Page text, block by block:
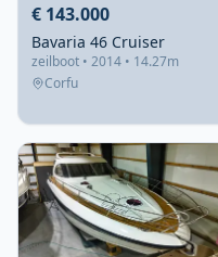
€ 143.000
Bavaria 46 Cruiser
zeilboot • 2014 • 14.27m
Corfu